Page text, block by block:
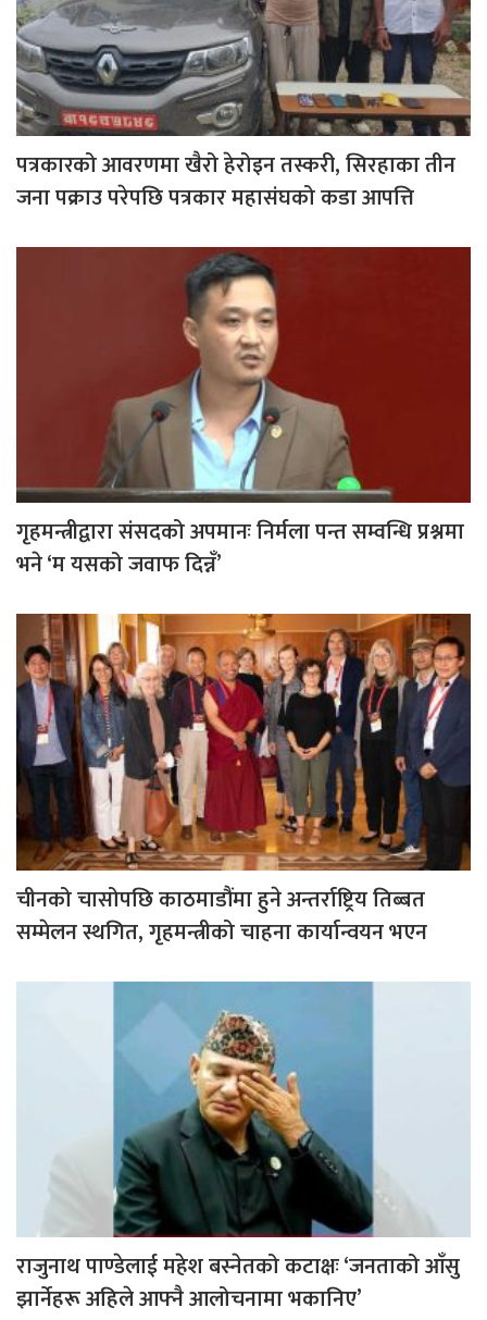
पत्रकारको आवरणमा खैरो हेरोइन तस्करी, सिरहाका तीन
जना पक्राउ परेपछि पत्रकार महासंघको कडा आपत्ति
गृहमन्त्रीद्वारा संसदको अपमानः निर्मला पन्त सम्वन्धि प्रश्नमा
भने ‘म यसको जवाफ दिन्नँ’
चीनको चासोपछि काठमाडौंमा हुने अन्तर्राष्ट्रिय तिब्बत
सम्मेलन स्थगित, गृहमन्त्रीको चाहना कार्यान्वयन भएन
राजुनाथ पाण्डेलाई महेश बस्नेतको कटाक्षः ‘जनताको आँसु
झार्नेहरू अहिले आफ्नै आलोचनामा भकानिए’